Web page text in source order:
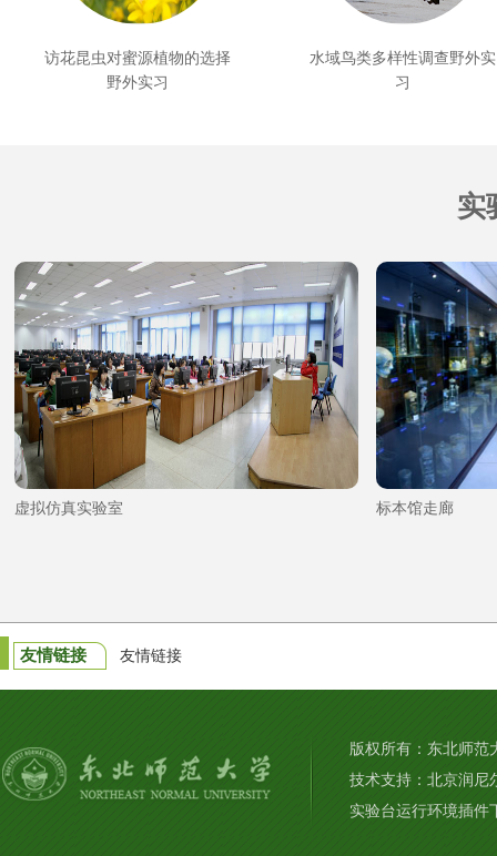
访花昆虫对蜜源植物的选择
野外实习
水域鸟类多样性调查野外实
习
实
虚拟仿真实验室 标本馆走廊
友情链接 友情链接
版权所有：东北师
技术支持：北京润尼
实验台运行环境插件